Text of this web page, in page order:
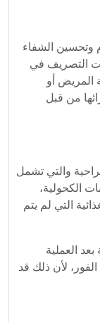
وتحسين الشفاء
التصريف في
المريض أو
من قبل
والتي تشمل
الكحولية،
التي لم يتم
العملية
لأن ذلك قد